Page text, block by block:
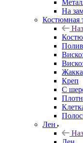
На
Костюмная
Креп
С
Лен